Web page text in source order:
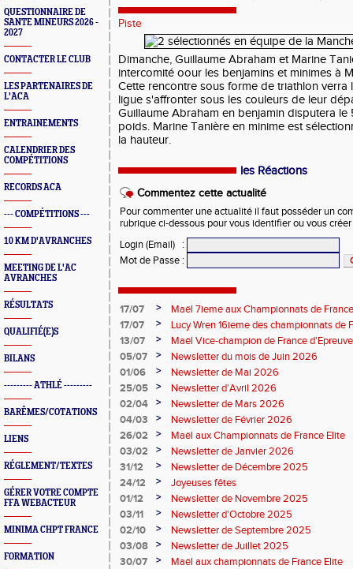
QUESTIONNAIRE DE
SANTE MINEURS 2026 -
2027
CONTACTER LE CLUB
LES PARTENAIRES DE
L'ACA
ENTRAINEMENTS
CALENDRIER DES
COMPÉTITIONS
RECORDS ACA
--- COMPÉTITIONS ---
10 KM D'AVRANCHES
MEETING DE L'AC
AVRANCHES
RÉSULTATS
QUALIFIÉ(E)S
BILANS
--------- ATHLÉ ---------
BARÊMES/COTATIONS
LIENS
RÉGLEMENT/TEXTES
GÉRER VOTRE COMPTE
FFA WEBACTEUR
MINIMA CHPT FRANCE
FORMATION
Piste
Dimanche, Guillaume Abraham et Marine
intercomité oour les benjamins et minimes à
Cette rencontre sous forme de triathlon verra
ligue s'affronter sous les couleurs de leur
Guillaume Abraham en benjamin disputera le
poids. Marine Tanière en minime est
la hauteur.
les Réactions
Commentez cette actualité
Pour commenter une actualité il faut posséder un
rubrique ci-dessous pour vous identifier ou vous
Login (Email)
:
Mot de Passe :
17/07 >
Maël 7ieme aux Championnats de
17/07
>
Lucy Wren 16ieme des championnats de
perche
13/07 >
Maël Vice-champion de France
05/07
>
Newsletter du mois de Juin 2026
01/06
>
Newsletter de Mai 2026
25/05
>
Newsletter d'Avril 2026
02/04
>
Newsletter de Mars 2026
04/03
>
Newsletter de Février 2026
26/02
>
Maël aux Championnats de France Elite
03/02
>
Newsletter de Janvier 2026
31/12
>
Newsletter de Décembre 2025
24/12
>
Joyeuses fêtes
01/12
>
Newsletter de Novembre 2025
03/11
>
Newsletter d'Octobre 2025
02/10
>
Newsletter de Septembre 2025
03/08
>
Newsletter de Juillet 2025
30/07
>
Maël aux championnats de France Elite